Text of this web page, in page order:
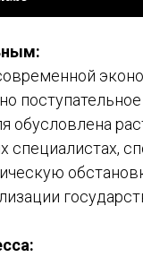
обусловлена
специалистах,